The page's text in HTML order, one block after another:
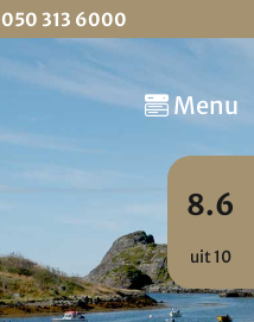
313 6000
Menu
8.6
uit 10